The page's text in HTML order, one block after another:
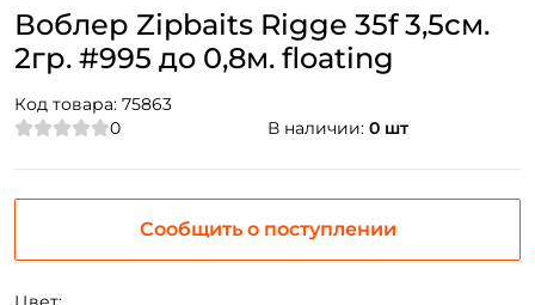
Воблер Zipbaits Rigge 35f 3,5см.
2гр. #995 до 0,8м. floating
Код товара: 75863
0
В наличии: 0 шт
Сообщить о поступлении